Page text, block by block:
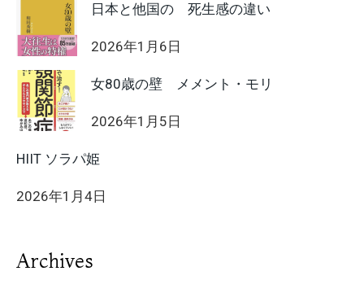
日本と他国の 死生感の違い
2026年1月6日
女80歳の壁 メメント・モリ
2026年1月5日
HIIT ソラパ姫
2026年1月4日
Archives